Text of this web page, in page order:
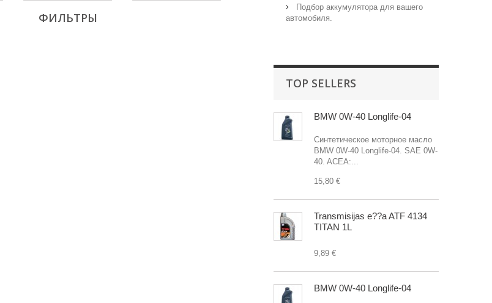
ФИЛЬТРЫ
Подбор аккумулятора для вашего
автомобиля.
TOP SELLERS
BMW 0W-40 Longlife-04
Синтетическое моторное масло
BMW 0W-40 Longlife-04. SAE 0W-
40. ACEA:...
15,80 €
Transmisijas e??a ATF 4134
TITAN 1L
9,89 €
BMW 0W-40 Longlife-04